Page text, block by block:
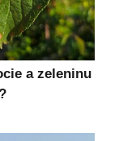
a zeleninu